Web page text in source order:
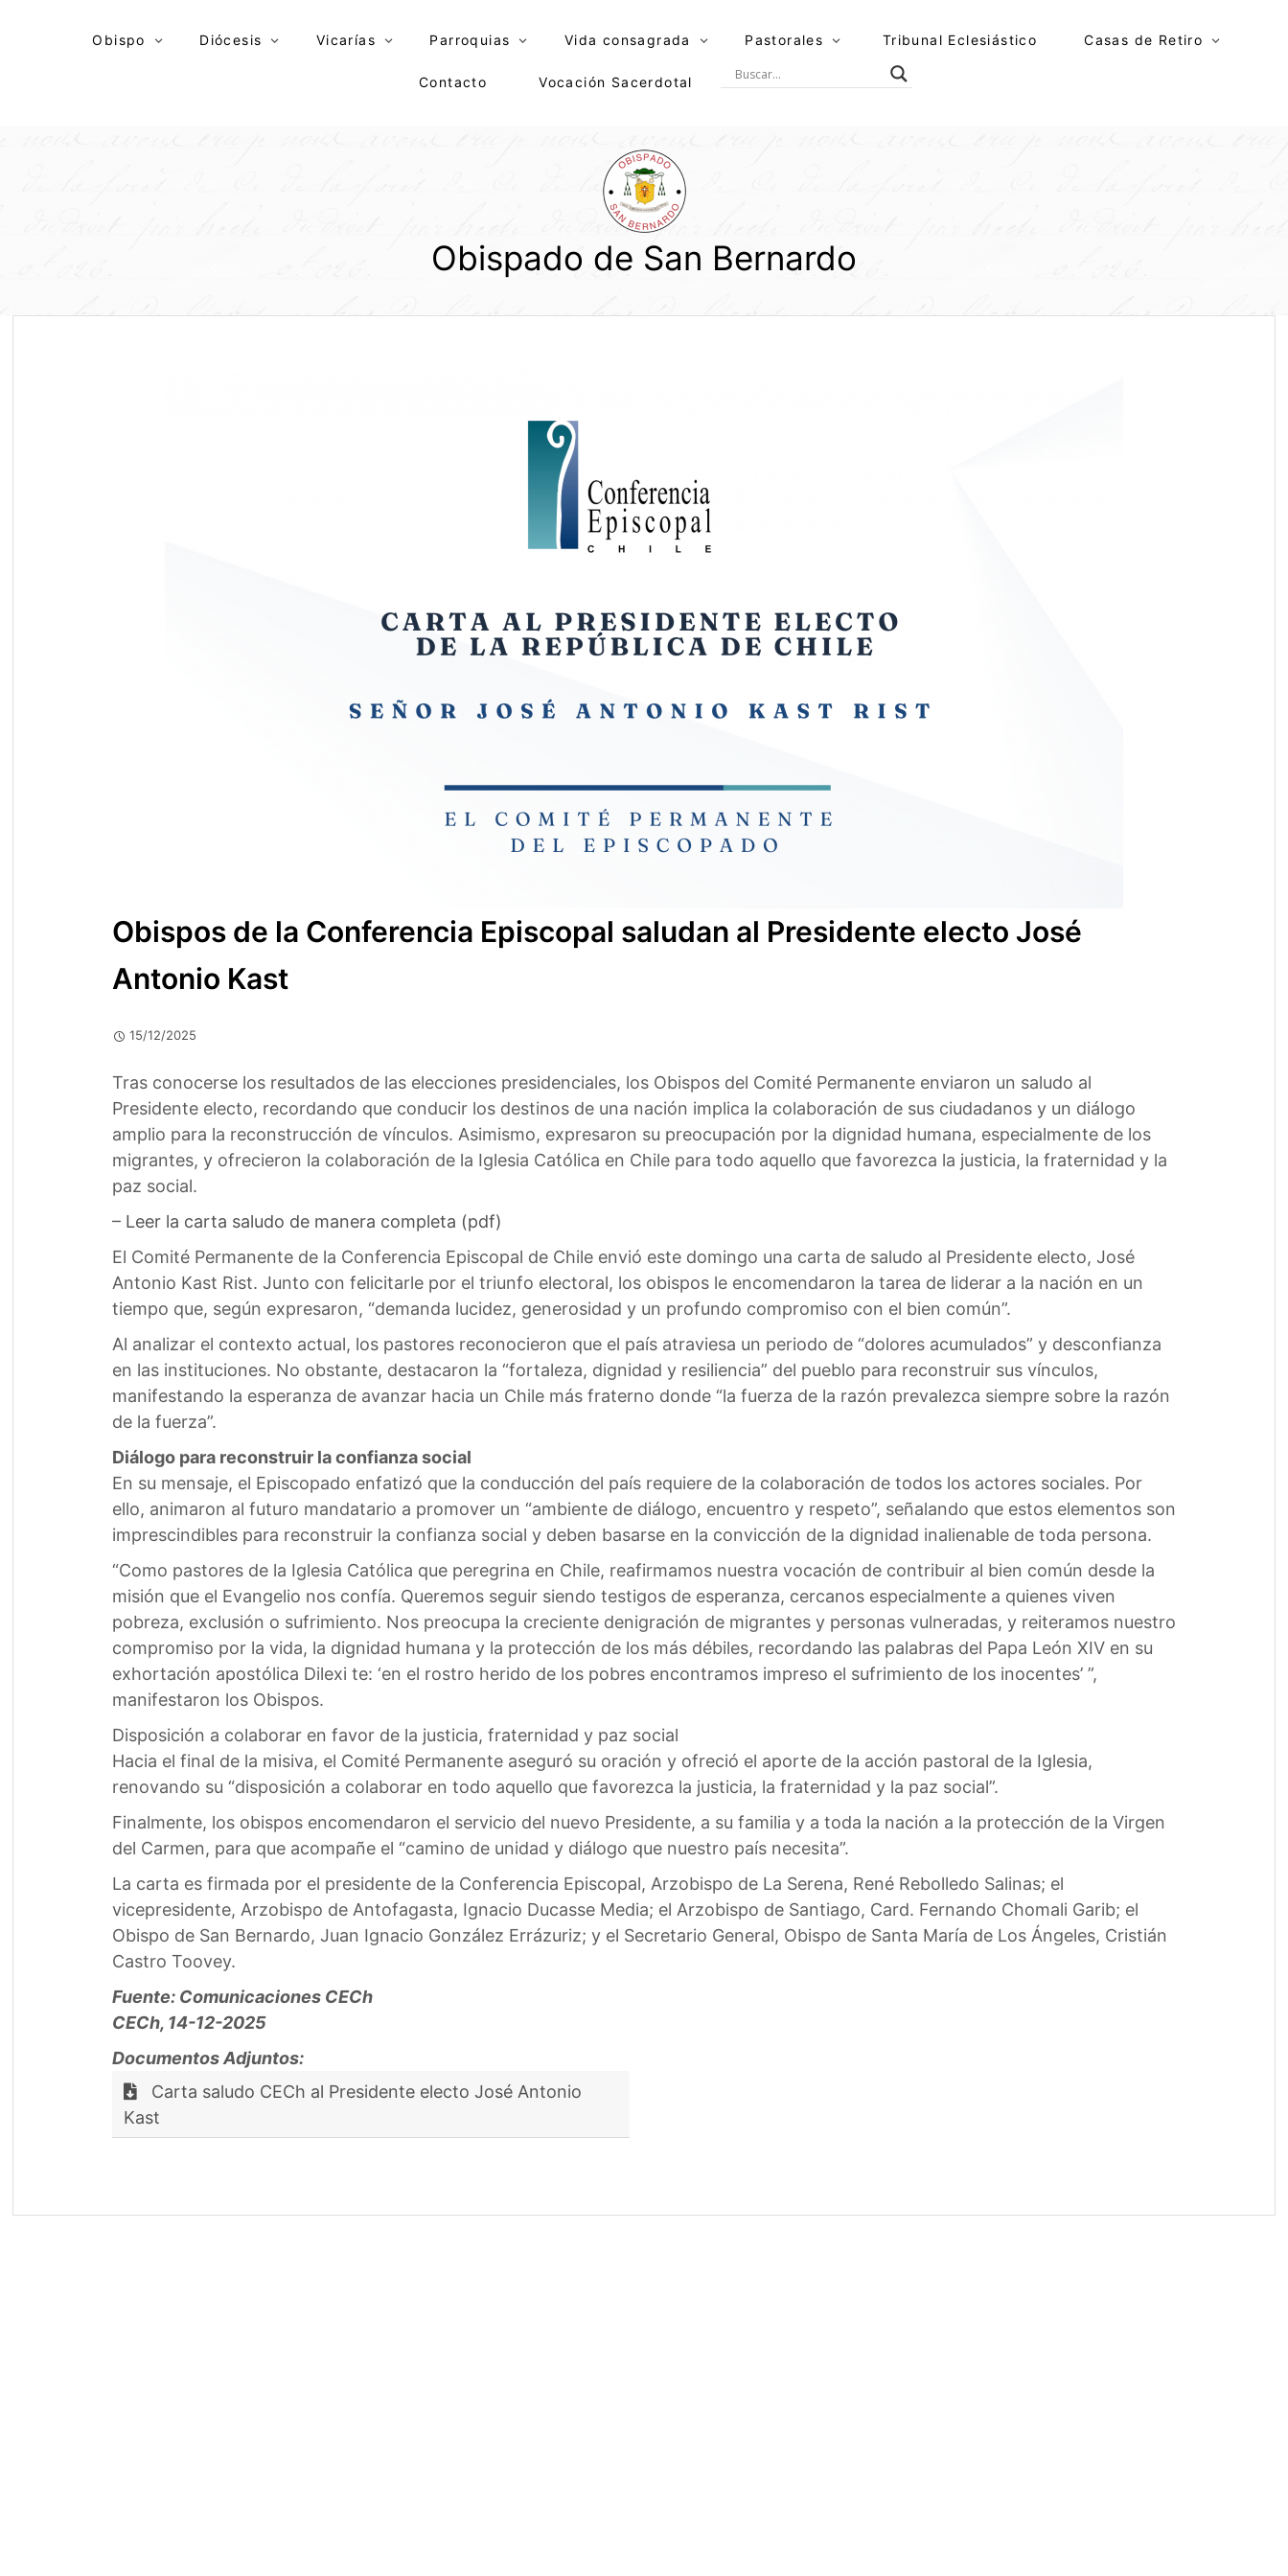
Obispo Diócesis Vicarías Parroquias Vida consagrada Pastorales Tribunal Eclesiástico Casas de Retiro
Contacto Vocación Sacerdotal
Obispado de San Bernardo
Obispos de la Conferencia Episcopal saludan al Presidente electo José
Antonio Kast
15/12/2025
Tras conocerse los resultados de las elecciones presidenciales, los Obispos del Comité Permanente enviaron un saludo al
Presidente electo, recordando que conducir los destinos de una nación implica la colaboración de sus ciudadanos y un diálogo
amplio para la reconstrucción de vínculos. Asimismo, expresaron su preocupación por la dignidad humana, especialmente de los
migrantes, y ofrecieron la colaboración de la Iglesia Católica en Chile para todo aquello que favorezca la justicia, la fraternidad y la
paz social.
– Leer la carta saludo de manera completa (pdf)
El Comité Permanente de la Conferencia Episcopal de Chile envió este domingo una carta de saludo al Presidente electo, José
Antonio Kast Rist. Junto con felicitarle por el triunfo electoral, los obispos le encomendaron la tarea de liderar a la nación en un
tiempo que, según expresaron, “demanda lucidez, generosidad y un profundo compromiso con el bien común”.
Al analizar el contexto actual, los pastores reconocieron que el país atraviesa un periodo de “dolores acumulados” y desconfianza
en las instituciones. No obstante, destacaron la “fortaleza, dignidad y resiliencia” del pueblo para reconstruir sus vínculos,
manifestando la esperanza de avanzar hacia un Chile más fraterno donde “la fuerza de la razón prevalezca siempre sobre la razón
de la fuerza”.
Diálogo para reconstruir la confianza social
En su mensaje, el Episcopado enfatizó que la conducción del país requiere de la colaboración de todos los actores sociales. Por
ello, animaron al futuro mandatario a promover un “ambiente de diálogo, encuentro y respeto”, señalando que estos elementos son
imprescindibles para reconstruir la confianza social y deben basarse en la convicción de la dignidad inalienable de toda persona.
“Como pastores de la Iglesia Católica que peregrina en Chile, reafirmamos nuestra vocación de contribuir al bien común desde la
misión que el Evangelio nos confía. Queremos seguir siendo testigos de esperanza, cercanos especialmente a quienes viven
pobreza, exclusión o sufrimiento. Nos preocupa la creciente denigración de migrantes y personas vulneradas, y reiteramos nuestro
compromiso por la vida, la dignidad humana y la protección de los más débiles, recordando las palabras del Papa León XIV en su
exhortación apostólica Dilexi te: ‘en el rostro herido de los pobres encontramos impreso el sufrimiento de los inocentes’ ”,
manifestaron los Obispos.
Disposición a colaborar en favor de la justicia, fraternidad y paz social
Hacia el final de la misiva, el Comité Permanente aseguró su oración y ofreció el aporte de la acción pastoral de la Iglesia,
renovando su “disposición a colaborar en todo aquello que favorezca la justicia, la fraternidad y la paz social”.
Finalmente, los obispos encomendaron el servicio del nuevo Presidente, a su familia y a toda la nación a la protección de la Virgen
del Carmen, para que acompañe el “camino de unidad y diálogo que nuestro país necesita”.
La carta es firmada por el presidente de la Conferencia Episcopal, Arzobispo de La Serena, René Rebolledo Salinas; el
vicepresidente, Arzobispo de Antofagasta, Ignacio Ducasse Media; el Arzobispo de Santiago, Card. Fernando Chomali Garib; el
Obispo de San Bernardo, Juan Ignacio González Errázuriz; y el Secretario General, Obispo de Santa María de Los Ángeles, Cristián
Castro Toovey.
Fuente: Comunicaciones CECh
CECh, 14-12-2025
Documentos Adjuntos:
Carta saludo CECh al Presidente electo José Antonio
Kast